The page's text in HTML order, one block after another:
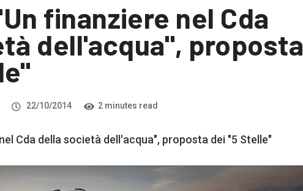
finanziere nel Cda
dell'acqua", proposta
22/10/2014 2 minutes read